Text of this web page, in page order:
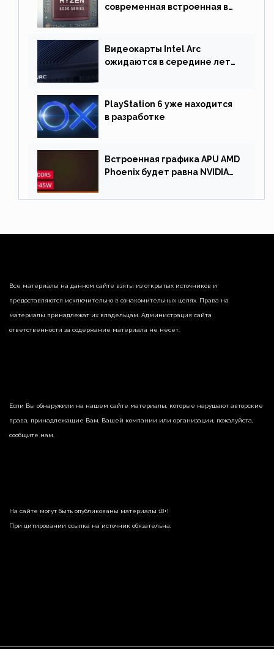
современная встроенная в
Видеокарты Intel Arc
ожидаются в середине лета.
PlayStation 6 уже находится
в разработке
Встроенная графика APU AMD
Phoenix будет равна NVIDIA
Все материалы на данном сайте взяты из открытых источников и
предоставляются исключительно в ознакомительных целях. Права на
материалы принадлежат их владельцам. Администрация сайта
ответственности за содержание материала не несет.
Если Вы обнаружили на нашем сайте материалы, которые нарушают авторские
права, принадлежащие Вам, Вашей компании или организации, пожалуйста,
сообщите нам.
На сайте могут быть опубликованы материалы 18+!
При цитировании ссылка на источник обязательна.